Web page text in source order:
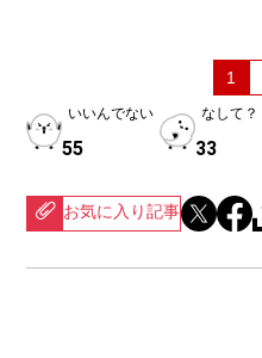
1
いいんでない
55
なして？
33
お気に入り記事